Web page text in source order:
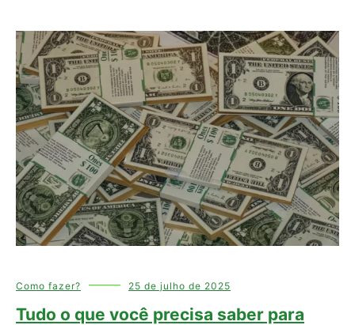
Como fazer? 25 de julho de 2025
Tudo o que você precisa saber para